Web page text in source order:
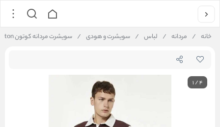
خانه / مردانه / لباس / سویشرت و هودی / سویشرت مردانه کوتون Koton کد 6WAM70067MK
1/4